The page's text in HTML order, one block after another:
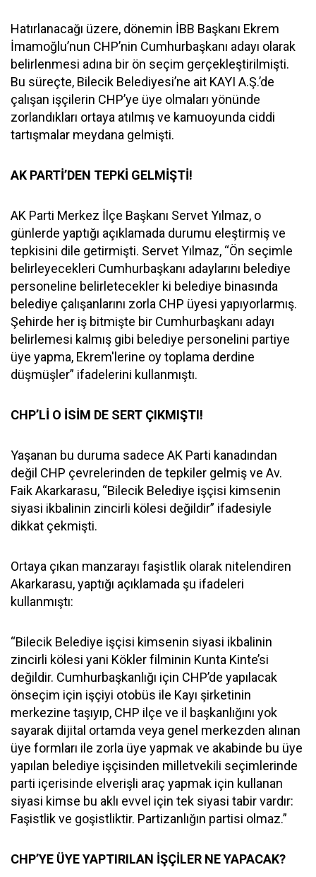
Hatırlanacağı üzere, dönemin İBB Başkanı Ekrem
İmamoğlu’nun CHP’nin Cumhurbaşkanı adayı olarak
belirlenmesi adına bir ön seçim gerçekleştirilmişti.
Bu süreçte, Bilecik Belediyesi’ne ait KAYI A.Ş.’de
çalışan işçilerin CHP’ye üye olmaları yönünde
zorlandıkları ortaya atılmış ve kamuoyunda ciddi
tartışmalar meydana gelmişti.
AK PARTİ’DEN TEPKİ GELMİŞTİ!
AK Parti Merkez İlçe Başkanı Servet Yılmaz, o
günlerde yaptığı açıklamada durumu eleştirmiş ve
tepkisini dile getirmişti. Servet Yılmaz, “Ön seçimle
belirleyecekleri Cumhurbaşkanı adaylarını belediye
personeline belirletecekler ki belediye binasında
belediye çalışanlarını zorla CHP üyesi yapıyorlarmış.
Şehirde her iş bitmişte bir Cumhurbaşkanı adayı
belirlemesi kalmış gibi belediye personelini partiye
üye yapma, Ekrem'lerine oy toplama derdine
düşmüşler” ifadelerini kullanmıştı.
CHP’Lİ O İSİM DE SERT ÇIKMIŞTI!
Yaşanan bu duruma sadece AK Parti kanadından
değil CHP çevrelerinden de tepkiler gelmiş ve Av.
Faik Akarkarasu, “Bilecik Belediye işçisi kimsenin
siyasi ikbalinin zincirli kölesi değildir” ifadesiyle
dikkat çekmişti.
Ortaya çıkan manzarayı faşistlik olarak nitelendiren
Akarkarasu, yaptığı açıklamada şu ifadeleri
kullanmıştı:
“Bilecik Belediye işçisi kimsenin siyasi ikbalinin
zincirli kölesi yani Kökler filminin Kunta Kinte’si
değildir. Cumhurbaşkanlığı için CHP’de yapılacak
önseçim için işçiyi otobüs ile Kayı şirketinin
merkezine taşıyıp, CHP ilçe ve il başkanlığını yok
sayarak dijital ortamda veya genel merkezden alınan
üye formları ile zorla üye yapmak ve akabinde bu üye
yapılan belediye işçisinden milletvekili seçimlerinde
parti içerisinde elverişli araç yapmak için kullanan
siyasi kimse bu aklı evvel için tek siyasi tabir vardır:
Faşistlik ve goşistliktir. Partizanlığın partisi olmaz.”
CHP’YE ÜYE YAPTIRILAN İŞÇİLER NE YAPACAK?